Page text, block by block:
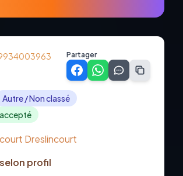
Partager
Autre / Non classé
Dreslincourt
profil